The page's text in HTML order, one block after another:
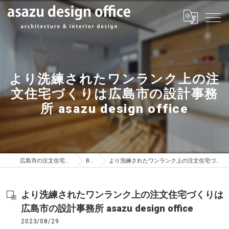
より洗練されたワンランク上の注
文住宅づくりは広島市の設計事務
所 asazu design office
広島市の注文住宅はasazu design office BLOG より洗練されたワンランク上の注文住宅づくりは広島市の設計事務所 asazu design office
より洗練されたワンランク上の注文住宅づくりは
広島市の設計事務所 asazu design office
2023/08/29